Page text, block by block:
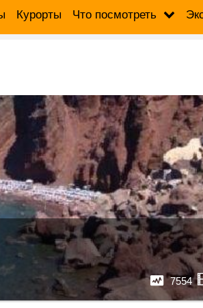
Курорты Что посмотреть
7554